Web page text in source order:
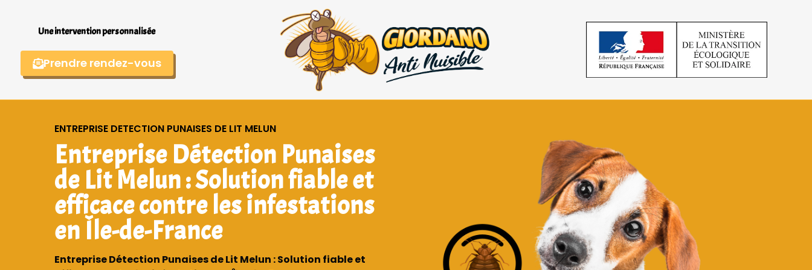
Une intervention personnalisée
Prendre rendez-vous
ENTREPRISE DETECTION PUNAISES DE LIT MELUN
Entreprise Détection Punaises
de Lit Melun : Solution fiable et
efficace contre les infestations
en Île-de-France
Entreprise Détection Punaises de Lit Melun : Solution fiable et